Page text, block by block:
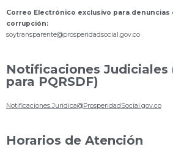
Correo Electrónico exclusivo para
corrupción:
soytransparente@prosperidadsocial.gov.co
Notificaciones Judiciales
para PQRSDF)
Notificaciones.Juridica@ProsperidadSocial.gov.co
Horarios de Atención